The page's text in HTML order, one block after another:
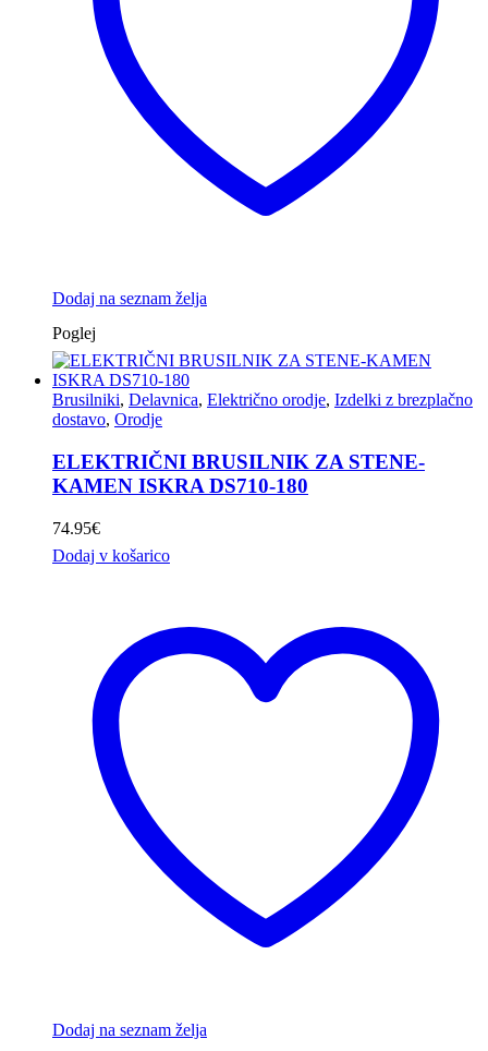
Dodaj na seznam želja
Poglej
Brusilniki, Delavnica, Električno orodje, Izdelki z brezplačno
dostavo, Orodje
ELEKTRIČNI BRUSILNIK ZA STENE-
KAMEN ISKRA DS710-180
74.95€
Dodaj v košarico
Dodaj na seznam želja